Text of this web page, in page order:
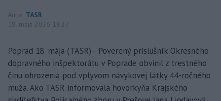
Autor TASR
18. mája 2026 18:27
Poprad 18. mája (TASR) - Poverený príslušník Okresného
dopravného inšpektorátu v Poprade obvinil z trestného
činu ohrozenia pod vplyvom návykovej látky 44-ročného
muža. Ako TASR informovala hovorkyňa Krajského